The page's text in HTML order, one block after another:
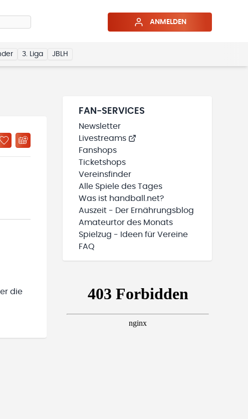
ANMELDEN
3. Liga JBLH
WIRD GELADEN
ZU „MEINE TEAMS“ HINZUFÜGEN
die
FAN-SERVICES
Newsletter
Livestreams
Fanshops
Ticketshops
Vereinsfinder
Alle Spiele des Tages
Was ist handball.net?
Auszeit - Der Ernährungsblog
Amateurtor des Monats
Spielzug - Ideen für Vereine
FAQ